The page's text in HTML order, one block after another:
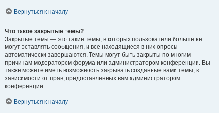
Вернуться к началу
Что такое закрытые темы?
Закрытые темы — это такие темы, в которых пользователи больше не
могут оставлять сообщения, и все находящиеся в них опросы
автоматически завершаются. Темы могут быть закрыты по многим
причинам модератором форума или администратором конференции. Вы
также можете иметь возможность закрывать созданные вами темы, в
зависимости от прав, предоставленных вам администратором
конференции.
Вернуться к началу